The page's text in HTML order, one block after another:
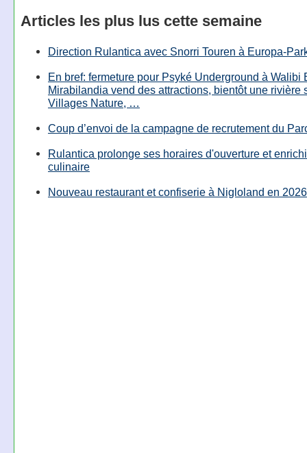
Articles les plus lus cette semaine
Direction Rulantica avec Snorri Touren à Europa-
En bref: fermeture pour Psyké Underground à Walibi
Mirabilandia vend des attractions, bientôt une rivière
Villages Nature, …
Coup d’envoi de la campagne de recrutement du
Rulantica prolonge ses horaires d'ouverture et
culinaire
Nouveau restaurant et confiserie à Nigloland en 2026